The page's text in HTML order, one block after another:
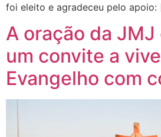
foi eleito e agradeceu pelo
A oração da JMJ
um convite a
Evangelho com